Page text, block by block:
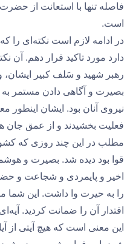
فاصله تنها با استعانت از
است.
در ادامه لازم است نکته‌ای را
دارد مورد تاکید قرار دهم. آن
رهبر شهید و سَلف کبیر
بصیرت و آگاهی دادن مستمر به
نیروی آنان بود. ایشان اینطور
فعلیت بخشیدند و از عمق جان
مطلب در این چند روزی که
قوا بود دیده شد. بصیرت و
اخیر و پایمردی و شجاعت و
را به حیرت وا داشت. این شما
اقتدار آن را ضمانت کردید.
این معنی است که هیچ آیتی از